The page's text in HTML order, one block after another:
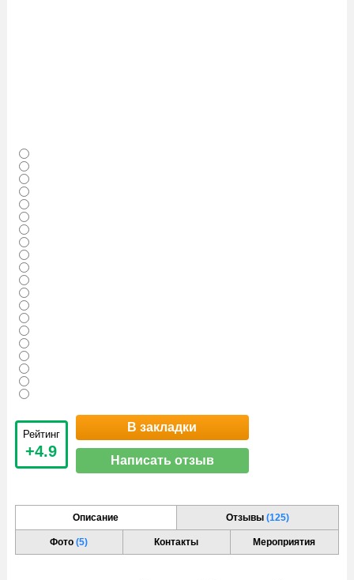
Рейтинг
+4.9
В закладки
Написать отзыв
Описание Отзывы (125)
Фото(5) Контакты Мероприятия